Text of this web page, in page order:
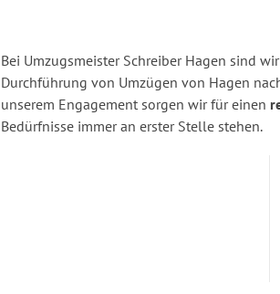
Bei Umzugsmeister Schreiber Hagen sind
Durchführung von Umzügen von Hagen
unserem Engagement sorgen wir für einen
Bedürfnisse immer an erster Stelle stehen.